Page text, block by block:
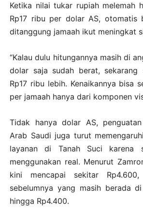
Ketika nilai tukar rupiah melemah
Rp17 ribu per dolar AS, otomatis
ditanggung jamaah ikut meningkat
“Kalau dulu hitungannya masih di
dolar saja sudah berat, sekarang
Rp17 ribu lebih. Kenaikannya bisa
per jamaah hanya dari komponen
Tidak hanya dolar AS,
Arab Saudi juga turut
layanan di Tanah Suci karena
menggunakan real. Menurut
kini mencapai sekitar
sebelumnya yang masih berada
hingga Rp4.400.